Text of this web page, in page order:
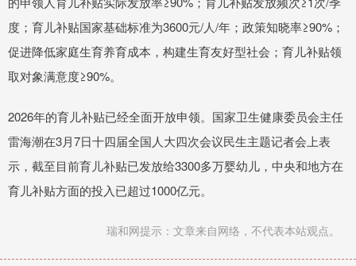
度；育儿补贴国家基础标准为3600元/人/年；政策知晓率≥90%；
促进降低家庭生育养育成本，构建生育友好型社会；育儿补贴领
取对象满意度≥90%。
2026年的育儿补贴已经全面开放申领。国家卫生健康委员会主任
雷海潮在3月7日十四届全国人大四次会议民生主题记者会上表
示，截至目前育儿补贴已发放给3300多万婴幼儿，中央和地方在
育儿补贴方面的投入已超过1000亿元。
瑞和网提示：文章来自网络，不代表本站观点。